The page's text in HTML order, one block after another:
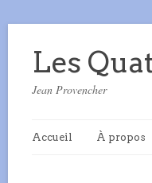
Les
Jean Provencher
Accueil À propos